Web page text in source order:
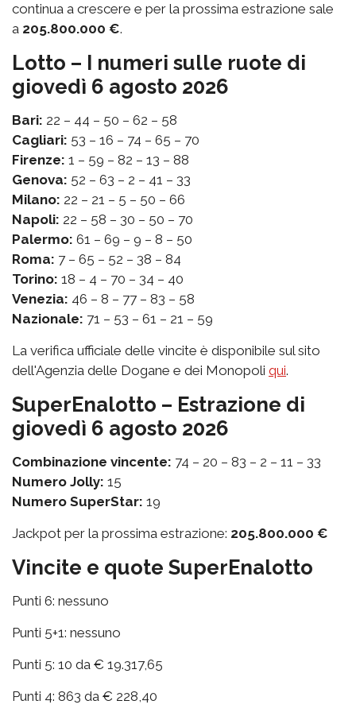
continua a crescere e per la prossima estrazione sale
a 205.800.000 €.
Lotto – I numeri sulle ruote di
giovedì 6 agosto 2026
Bari: 22 – 44 – 50 – 62 – 58
Cagliari: 53 – 16 – 74 – 65 – 70
Firenze: 1 – 59 – 82 – 13 – 88
Genova: 52 – 63 – 2 – 41 – 33
Milano: 22 – 21 – 5 – 50 – 66
Napoli: 22 – 58 – 30 – 50 – 70
Palermo: 61 – 69 – 9 – 8 – 50
Roma: 7 – 65 – 52 – 38 – 84
Torino: 18 – 4 – 70 – 34 – 40
Venezia: 46 – 8 – 77 – 83 – 58
Nazionale: 71 – 53 – 61 – 21 – 59
La verifica ufficiale delle vincite è disponibile sul sito
dell'Agenzia delle Dogane e dei Monopoli qui.
SuperEnalotto – Estrazione di
giovedì 6 agosto 2026
Combinazione vincente: 74 – 20 – 83 – 2 – 11 – 33
Numero Jolly: 15
Numero SuperStar: 19
Jackpot per la prossima estrazione: 205.800.000 €
Vincite e quote SuperEnalotto
Punti 6: nessuno
Punti 5+1: nessuno
Punti 5: 10 da € 19.317,65
Punti 4: 863 da € 228,40